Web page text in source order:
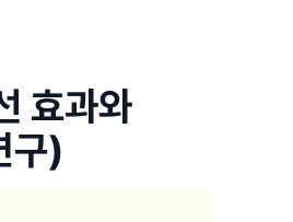
효과와
구)